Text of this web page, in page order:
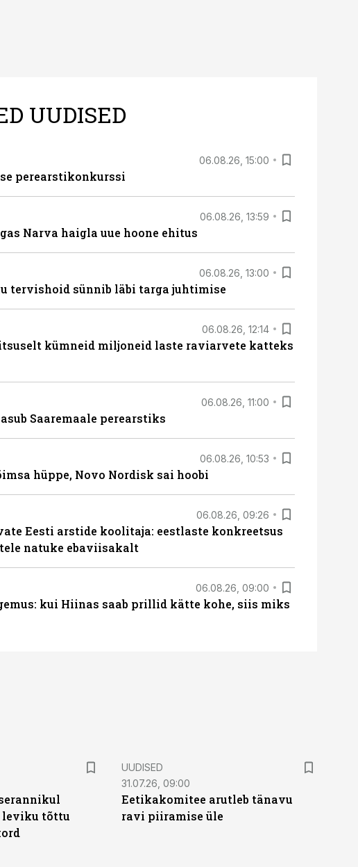
UUDISED
06.08.26, 15:00
perearstikonkurssi
06.08.26, 13:59
Narva haigla uue hoone ehitus
06.08.26, 13:00
tervishoid sünnib läbi targa juhtimise
06.08.26, 12:14
kümneid miljoneid laste raviarvete katteks
06.08.26, 11:00
Saaremaale perearstiks
06.08.26, 10:53
hüppe, Novo Nordisk sai hoobi
06.08.26, 09:26
Eesti arstide koolitaja: eestlaste konkreetsus
natuke ebaviisakalt
06.08.26, 09:00
kui Hiinas saab prillid kätte kohe, siis miks
tõttu
UUDISED
31.07.26, 09:00
Eetikakomitee arutleb tänavu
ravi piiramise üle